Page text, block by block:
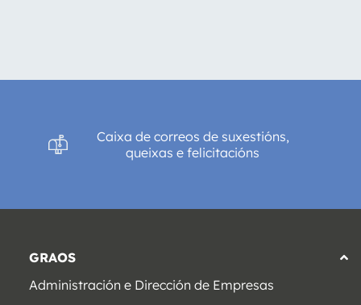
Caixa de correos de suxestións,
queixas e felicitacións
GRAOS
Administración e Dirección de Empresas